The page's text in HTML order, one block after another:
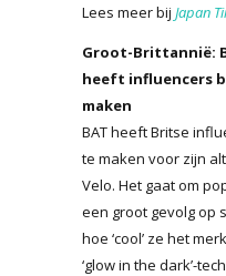
Lees meer bij Japan
Groot-Brittannië:
heeft influencers
maken
BAT heeft Britse
te maken voor zijn
Velo. Het gaat om
een groot gevolg op
hoe ‘cool’ ze het
‘glow in the dark’-